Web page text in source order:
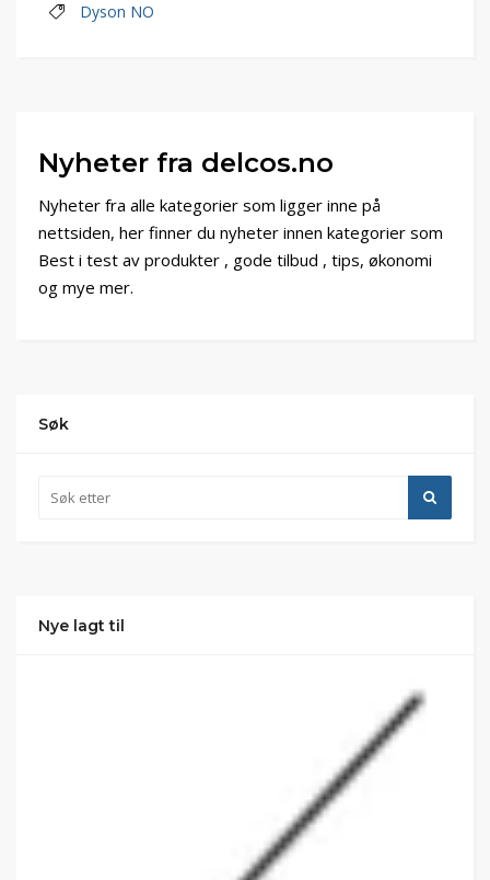
Dyson NO
Nyheter fra delcos.no
Nyheter fra alle kategorier som ligger inne på
nettsiden, her finner du nyheter innen kategorier som
Best i test av produkter , gode tilbud , tips, økonomi
og mye mer.
Søk
Nye lagt til